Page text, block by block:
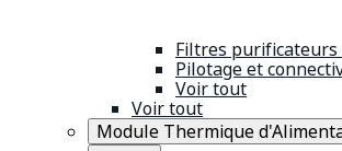
Filtres purificateurs
Pilotage et
Voir tout
Voir tout
Module Thermique